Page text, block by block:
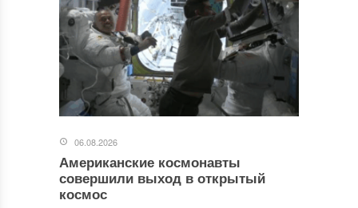
06.08.2026
Американские космонавты
совершили выход в открытый
космос